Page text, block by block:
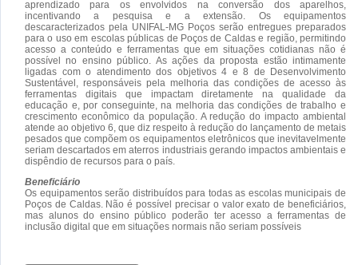
aprendizado para os envolvidos na conversão dos aparelhos,
incentivando a pesquisa e a extensão. Os equipamentos
descaracterizados pela UNIFAL-MG Poços serão entregues preparados
para o uso em escolas públicas de Poços de Caldas e região, permitindo
acesso a conteúdo e ferramentas que em situações cotidianas não é
possível no ensino público. As ações da proposta estão intimamente
ligadas com o atendimento dos objetivos 4 e 8 de Desenvolvimento
Sustentável, responsáveis pela melhoria das condições de acesso às
ferramentas digitais que impactam diretamente na qualidade da
educação e, por conseguinte, na melhoria das condições de trabalho e
crescimento econômico da população. A redução do impacto ambiental
atende ao objetivo 6, que diz respeito à redução do lançamento de metais
pesados que compõem os equipamentos eletrônicos que inevitavelmente
seriam descartados em aterros industriais gerando impactos ambientais e
dispêndio de recursos para o país.
Beneficiário
Os equipamentos serão distribuídos para todas as escolas municipais de
Poços de Caldas. Não é possível precisar o valor exato de beneficiários,
mas alunos do ensino público poderão ter acesso a ferramentas de
inclusão digital que em situações normais não seriam possíveis